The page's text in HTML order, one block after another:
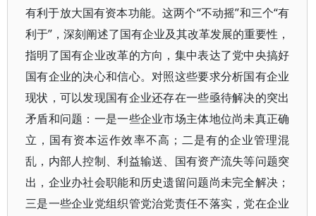
有利于放大国有资本功能。这两个“不动摇”和三个“有
利于”，深刻阐述了国有企业及其改革发展的重要性，
指明了国有企业改革的方向，集中表达了党中央搞好
国有企业的决心和信心。对照这些要求分析国有企业
现状，可以发现国有企业还存在一些亟待解决的突出
矛盾和问题：一是一些企业市场主体地位尚未真正确
立，国有资本运作效率不高；二是有的企业管理混
乱，内部人控制、利益输送、国有资产流失等问题突
出，企业办社会职能和历史遗留问题尚未完全解决；
三是一些企业党组织管党治党责任不落实，党在企业